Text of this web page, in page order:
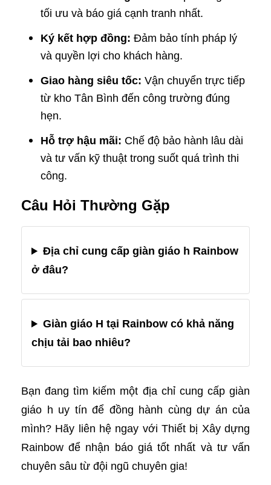
tối ưu và báo giá cạnh tranh nhất.
Ký kết hợp đồng: Đảm bảo tính pháp lý
và quyền lợi cho khách hàng.
Giao hàng siêu tốc: Vận chuyển trực tiếp
từ kho Tân Bình đến công trường đúng
hẹn.
Hỗ trợ hậu mãi: Chế độ bảo hành lâu dài
và tư vấn kỹ thuật trong suốt quá trình thi
công.
Câu Hỏi Thường Gặp
Địa chỉ cung cấp giàn giáo h Rainbow
ở đâu?
Giàn giáo H tại Rainbow có khả năng
chịu tải bao nhiêu?
Bạn đang tìm kiếm một địa chỉ cung cấp giàn
giáo h uy tín để đồng hành cùng dự án của
mình? Hãy liên hệ ngay với Thiết bị Xây dựng
Rainbow để nhận báo giá tốt nhất và tư vấn
chuyên sâu từ đội ngũ chuyên gia!